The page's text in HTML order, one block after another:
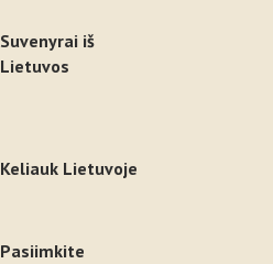
Suvenyrai iš
Lietuvos
Keliauk Lietuvoje
Pasiimkite